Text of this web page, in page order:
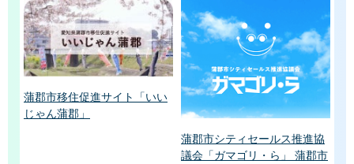
蒲郡市移住促進サイト「いい
じゃん蒲郡」
蒲郡市シティセールス推進協
議会「ガマゴリ・ら」 蒲郡市